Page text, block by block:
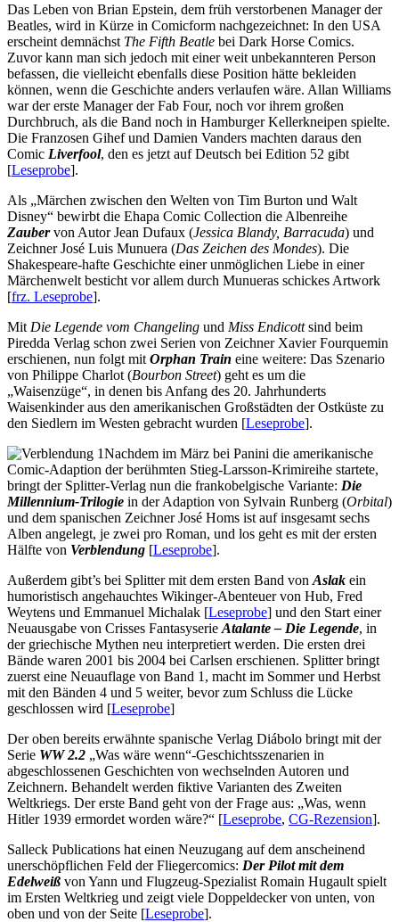
Das Leben von Brian Epstein, dem früh verstorbenen Manager der
Beatles, wird in Kürze in Comicform nachgezeichnet: In den USA
erscheint demnächst The Fifth Beatle bei Dark Horse Comics.
Zuvor kann man sich jedoch mit einer weit unbekannteren Person
befassen, die vielleicht ebenfalls diese Position hätte bekleiden
können, wenn die Geschichte anders verlaufen wäre. Allan Williams
war der erste Manager der Fab Four, noch vor ihrem großen
Durchbruch, als die Band noch in Hamburger Kellerkneipen spielte.
Die Franzosen Gihef und Damien Vanders machten daraus den
Comic Liverfool, den es jetzt auf Deutsch bei Edition 52 gibt
[Leseprobe].
Als „Märchen zwischen den Welten von Tim Burton und Walt
Disney“ bewirbt die Ehapa Comic Collection die Albenreihe
Zaubervon Autor Jean Dufaux (Jessica Blandy, Barracuda) und
Zeichner José Luis Munuera (Das Zeichen des Mondes). Die
Shakespeare-hafte Geschichte einer unmöglichen Liebe in einer
Märchenwelt besticht vor allem durch Munueras schickes Artwork
[frz. Leseprobe].
Mit Die Legende vom Changeling und Miss Endicottsind beim
Piredda Verlag schon zwei Serien von Zeichner Xavier Fourquemin
erschienen, nun folgt mit Orphan Train eine weitere: Das Szenario
von Philippe Charlot (Bourbon Street) geht es um die
„Waisenzüge“, in denen bis Anfang des 20. Jahrhunderts
Waisenkinder aus den amerikanischen Großstädten der Ostküste zu
den Siedlern im Westen gebracht wurden [Leseprobe].
Nachdem im März bei Panini die amerikanische
Comic-Adaption der berühmten Stieg-Larsson-Krimireihe startete,
bringt der Splitter-Verlag nun die frankobelgische Variante: Die
Millennium-Trilogie in der Adaption von Sylvain Runberg (Orbital)
und dem spanischen Zeichner José Homs ist auf insgesamt sechs
Alben angelegt, je zwei pro Roman, und los geht es mit der ersten
Hälfte von Verblendung [Leseprobe].
Außerdem gibt’s bei Splitter mit dem ersten Band von Aslak ein
humoristisch angehauchtes Wikinger-Abenteuer von Hub, Fred
Weytens und Emmanuel Michalak [Leseprobe] und den Start einer
Neuausgabe von Crisses Fantasyserie Atalante – Die Legende, in
der griechische Mythen neu interpretiert werden. Die ersten drei
Bände waren 2001 bis 2004 bei Carlsen erschienen. Splitter bringt
zuerst eine Neuauflage von Band 1, macht im Sommer und Herbst
mit den Bänden 4 und 5 weiter, bevor zum Schluss die Lücke
geschlossen wird [Leseprobe]
Der oben bereits erwähnte spanische Verlag Diábolo bringt mit der
Serie WW 2.2 „Was wäre wenn“-Geschichtsszenarien in
abgeschlossenen Geschichten von wechselnden Autoren und
Zeichnern. Behandelt werden fiktive Varianten des Zweiten
Weltkriegs. Der erste Band geht von der Frage aus: „Was, wenn
Hitler 1939 ermordet worden wäre?“ [Leseprobe, CG-Rezension].
Salleck Publications hat einen Neuzugang auf dem anscheinend
unerschöpflichen Feld der Fliegercomics: Der Pilot mit dem
Edelweiß von Yann und Flugzeug-Spezialist Romain Hugault spielt
im Ersten Weltkrieg und zeigt viele Doppeldecker von unten, von
oben und von der Seite [Leseprobe].